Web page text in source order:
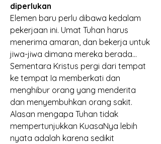
diperlukan
Elemen baru perlu dibawa kedalam
pekerjaan ini. Umat Tuhan harus
menerima amaran, dan bekerja untuk
jiwa-jiwa dimana mereka berada…
Sementara Kristus pergi dari tempat
ke tempat Ia memberkati dan
menghibur orang yang menderita
dan menyembuhkan orang sakit.
Alasan mengapa Tuhan tidak
mempertunjukkan KuasaNya lebih
nyata adalah karena sedikit